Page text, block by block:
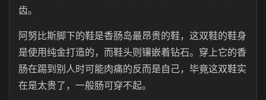
齿。
阿努比斯脚下的鞋是香肠岛最昂贵的鞋，这双鞋的鞋身
是使用纯金打造的，而鞋头则镶嵌着钻石。穿上它的香
肠在踢到别人时可能肉痛的反而是自己，毕竟这双鞋实
在是太贵了，一般肠可穿不起。